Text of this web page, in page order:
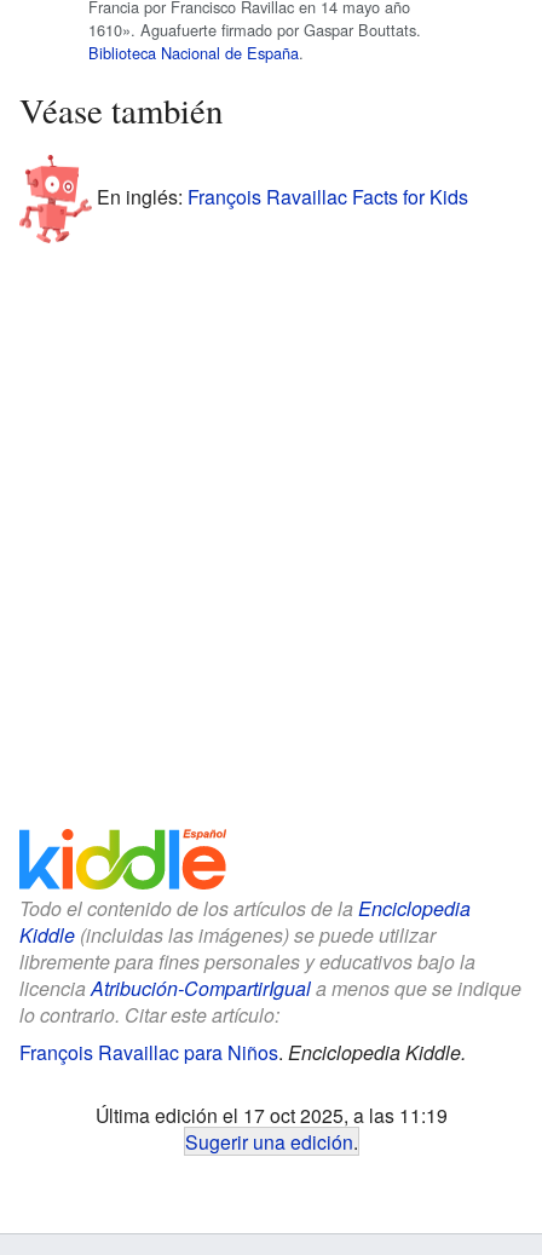
Francia por Francisco Ravillac en 14 mayo año
1610». Aguafuerte firmado por Gaspar Bouttats.
Biblioteca Nacional de España.
Véase también
En inglés: François Ravaillac Facts for Kids
Todo el contenido de los artículos de la Enciclopedia
Kiddle (incluidas las imágenes) se puede utilizar
libremente para fines personales y educativos bajo la
licencia Atribución-CompartirIguala menos que se indique
lo contrario. Citar este artículo:
François Ravaillac para Niños. Enciclopedia Kiddle.
Última edición el 17 oct 2025, a las 11:19
Sugerir una edición.